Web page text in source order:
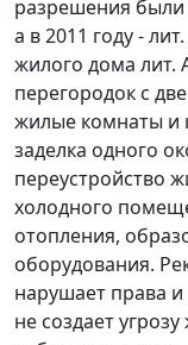
разрешения были
а в 2011 году -
жилого дома лит.
перегородок с
жилые комнаты и
заделка одного
переустройство
холодного
отопления,
оборудования.
нарушает права
не создает